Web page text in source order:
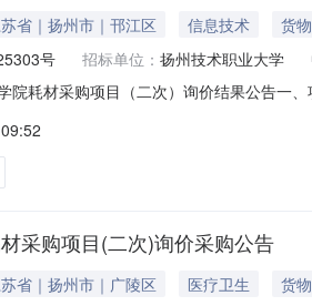
省｜扬州市｜邗江区 信息技术
货物
号 招标单位： 扬州技术职业大学
院耗材采购项目（二次）询价结果公告一
司供应商地址：仪征市刘集镇白羊村18号
采购项目(二次)询价采购公告
省｜扬州市｜广陵区 医疗卫生
货物